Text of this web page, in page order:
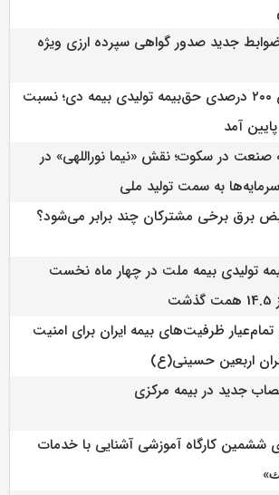
ضوابط جدید صدور گواهی سپرده ارزی ویژه
جهش ۲۰۰ درصدی حق‌بیمه تولیدی بیمه دی؛ نسبت
آمد
صنعت در سکوت؛ نقش «نیما نوراللهی» در
به سمت تولید ملی
برق برخی مشترکان چند برابر می‌شود؟
تولیدی بیمه ملت در چهار ماه نخست
ظرفیت‌های بیمه ایران برای امنیت
اربعین حسینی(ع)
جدید در بیمه مرکزی
ششمین كارگاه آموزشی آشنایی با خدمات